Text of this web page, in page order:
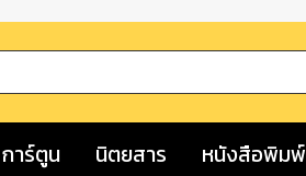
การ์ตูน นิตยสาร หนังสือพิมพ์